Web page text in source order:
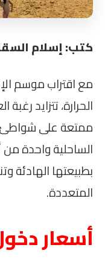
كتب: إسلام
مع اقتراب موسم
الحرارة، تتزايد
ممتعة على شواطئ
الساحلية واحدة من
بطبيعتها الهادئة
المتعددة.
أسعار